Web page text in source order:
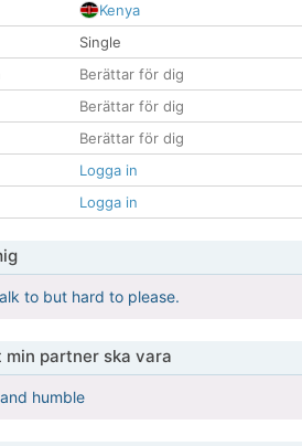
Kenya
Single
Berättar för dig
Berättar för dig
Berättar för dig
Logga in
Logga in
to but hard to please.
partner ska vara
humble